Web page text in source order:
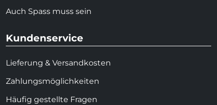
Auch Spass muss sein
Kundenservice
Lieferung & Versandkosten
Zahlungsmöglichkeiten
Häufig gestellte Fragen